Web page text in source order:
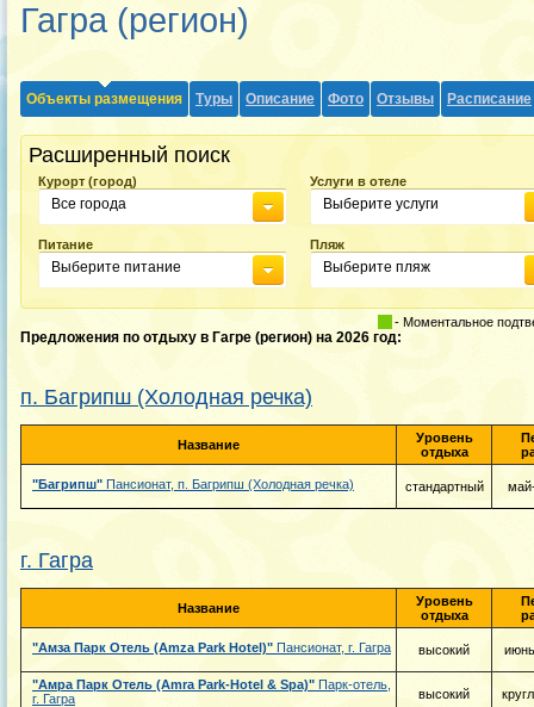
Гагра (регион)
Объекты размещения Туры Описание Фото Отзывы Расписание
Расширенный поиск
Курорт (город)
Все города
Услуги в отеле
Выберите услуги
Питание
Выберите питание
Пляж
Выберите пляж
- Моментальное
Предложения по отдыху в Гагре (регион) на 2026 год:
п. Багрипш (Холодная речка)
Название
Уровень
отдыха
"Багрипш" Пансионат, п. Багрипш (Холодная речка) стандартный
г. Гагра
Название
Уровень
отдыха
"Амза Парк Отель (Amza Park Hotel)" Пансионат, г. Гагра высокий
"Амра Парк Отель (Amra Park-Hotel & Spa)" Парк-отель,
г. Гагра
высокий